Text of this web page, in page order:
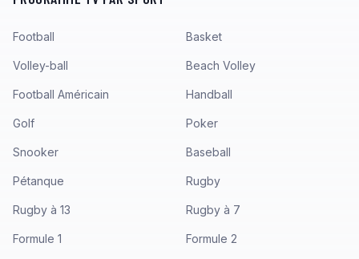
Football Basket
Volley-ball Beach Volley
Football Américain Handball
Golf Poker
Snooker Baseball
Pétanque Rugby
Rugby à 13 Rugby à 7
Formule 1 Formule 2